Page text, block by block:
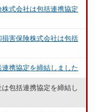
式会社は包括連携協定
害保険株式会社は包括
携協定を締結しました
包括連携協定を締結し